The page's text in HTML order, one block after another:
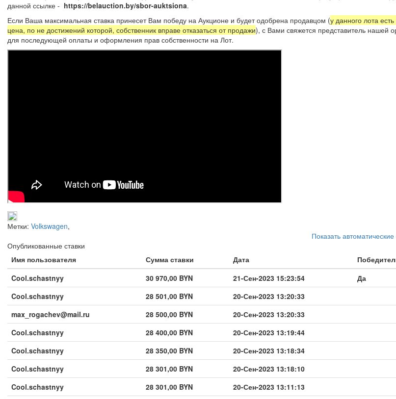
данной ссылке - https://belauction.by/sbor-auktsiona.
Если Ваша максимальная ставка принесет Вам победу на Аукционе и будет одобрена продавцом (у данного лота
цена, по не достижений которой, собственник вправе отказаться от продажи), с Вами свяжется представитель нашей
для последующей оплаты и оформления прав собственности на Лот.
Метки: Volkswagen,
Показать автоматические
Опубликованные ставки
Имя пользователя
Сумма ставки Дата
Cool.schastnyy
30 970,00 BYN 21-Сен-2023 15:23:54
Да
Cool.schastnyy
28 501,00 BYN
20-Сен-2023 13:20:33
max_rogachev@mail.ru
28 500,00 BYN
20-Сен-2023 13:20:33
Cool.schastnyy
28 400,00 BYN
20-Сен-2023 13:19:44
Cool.schastnyy
28 350,00 BYN
20-Сен-2023 13:18:34
Cool.schastnyy
28 301,00 BYN
20-Сен-2023 13:18:10
Cool.schastnyy
28 301,00 BYN
20-Сен-2023 13:11:13